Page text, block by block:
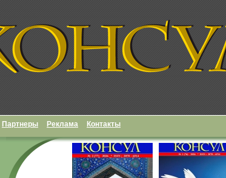
Партнеры Реклама Контакты